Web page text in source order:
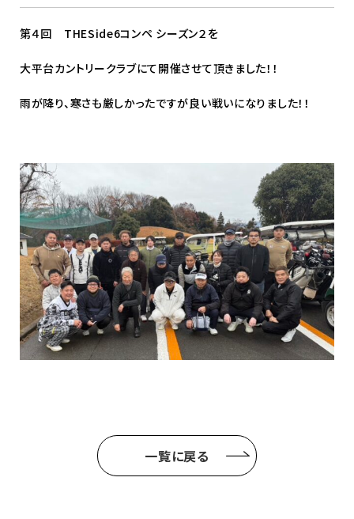
第４回 THESide6コンペ シーズン２を
大平台カントリークラブにて開催させて頂きました！！
雨が降り、寒さも厳しかったですが良い戦いになりました！！
一覧に戻る